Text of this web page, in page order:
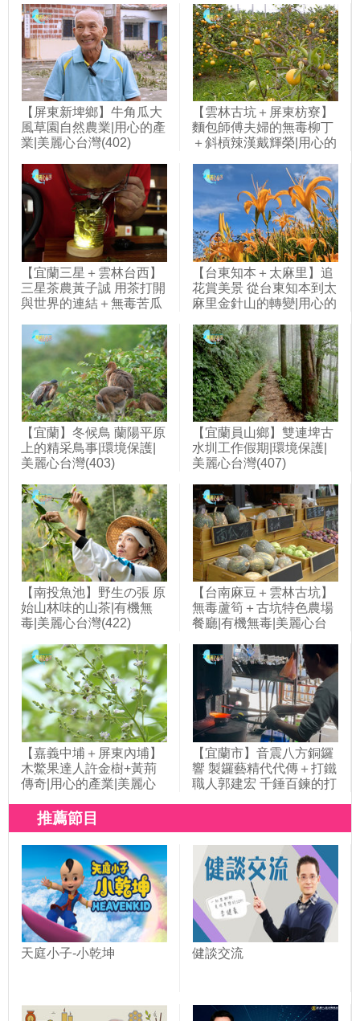
【屏東新埤鄉】牛角瓜大
風草園自然農業|用心的產
業|美麗心台灣(402)
【雲林古坑＋屏東枋寮】
麵包師傅夫婦的無毒柳丁
＋斜槓辣漢戴輝榮|用心的
【宜蘭三星＋雲林台西】
三星茶農黃子誠 用茶打開
與世界的連結＋無毒苦瓜
量增三倍|用心的產業|美
麗心台灣(427)
【台東知本＋太麻里】追
花賞美景 從台東知本到太
麻里金針山的轉變|用心的
【宜蘭】冬候鳥 蘭陽平原
上的精采鳥事|環境保護|
美麗心台灣(403)
【宜蘭員山鄉】雙連埤古
水圳工作假期|環境保護|
美麗心台灣(407)
【南投魚池】野生の張 原
始山林味的山茶|有機無
毒|美麗心台灣(422)
【台南麻豆＋雲林古坑】
無毒蘆筍＋古坑特色農場
餐廳|有機無毒|美麗心台
【嘉義中埔＋屏東內埔】
木鱉果達人許金樹+黃荊
傳奇|用心的產業|美麗心
【宜蘭市】音震八方銅鑼
響 製鑼藝精代代傳＋打鐵
職人郭建宏 千錘百鍊的打
推薦節目
天庭小子-小乾坤 健談交流